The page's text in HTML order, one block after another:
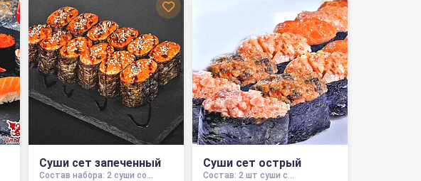
Суши сет запеченный
Состав набора: 2 суши со...
Суши сет острый
Состав: 2 шт суши с...